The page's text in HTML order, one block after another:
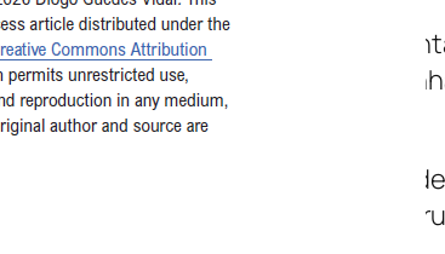
Quase metade das notícias
por falha, mas porque foram
O Antropoceno é tanto uma crise
é preciso democratizar as